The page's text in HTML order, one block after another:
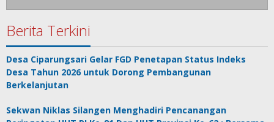
Berita Terkini
Desa Ciparungsari Gelar FGD Penetapan Status Indeks
Desa Tahun 2026 untuk Dorong Pembangunan
Berkelanjutan
Sekwan Niklas Silangen Menghadiri Pencanangan